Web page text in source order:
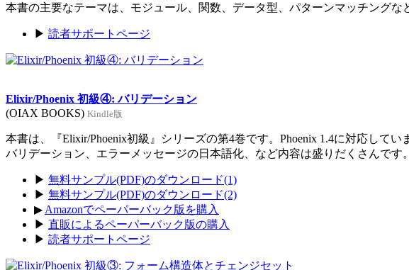
本書の主要なテーマは、モジュール、関数、データ型、パターンマッチングな
▶ 読者サポートページ
Elixir/Phoenix 初級④: バリデーション
(OIAX BOOKS) Kindle版
本書は、『Elixir/Phoenix初級』シリーズの第4巻です。Phoenix 1.4に対応して
バリデーション、エラーメッセージの日本語化、など内容は盛りだくさんです。
▶ 無料サンプル(PDF)のダウンロード(1)
▶ 無料サンプル(PDF)のダウンロード(2)
▶ Amazonでペーパーバック版を購入
▶ 直販によるペーパーバック版の購入
▶ 読者サポートページ